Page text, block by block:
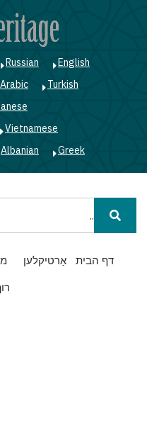
English
Russian
Turkish
Arabic
Vietnamese
Greek
Albanian
Main
navigation
דף הבית אַרטיקלען